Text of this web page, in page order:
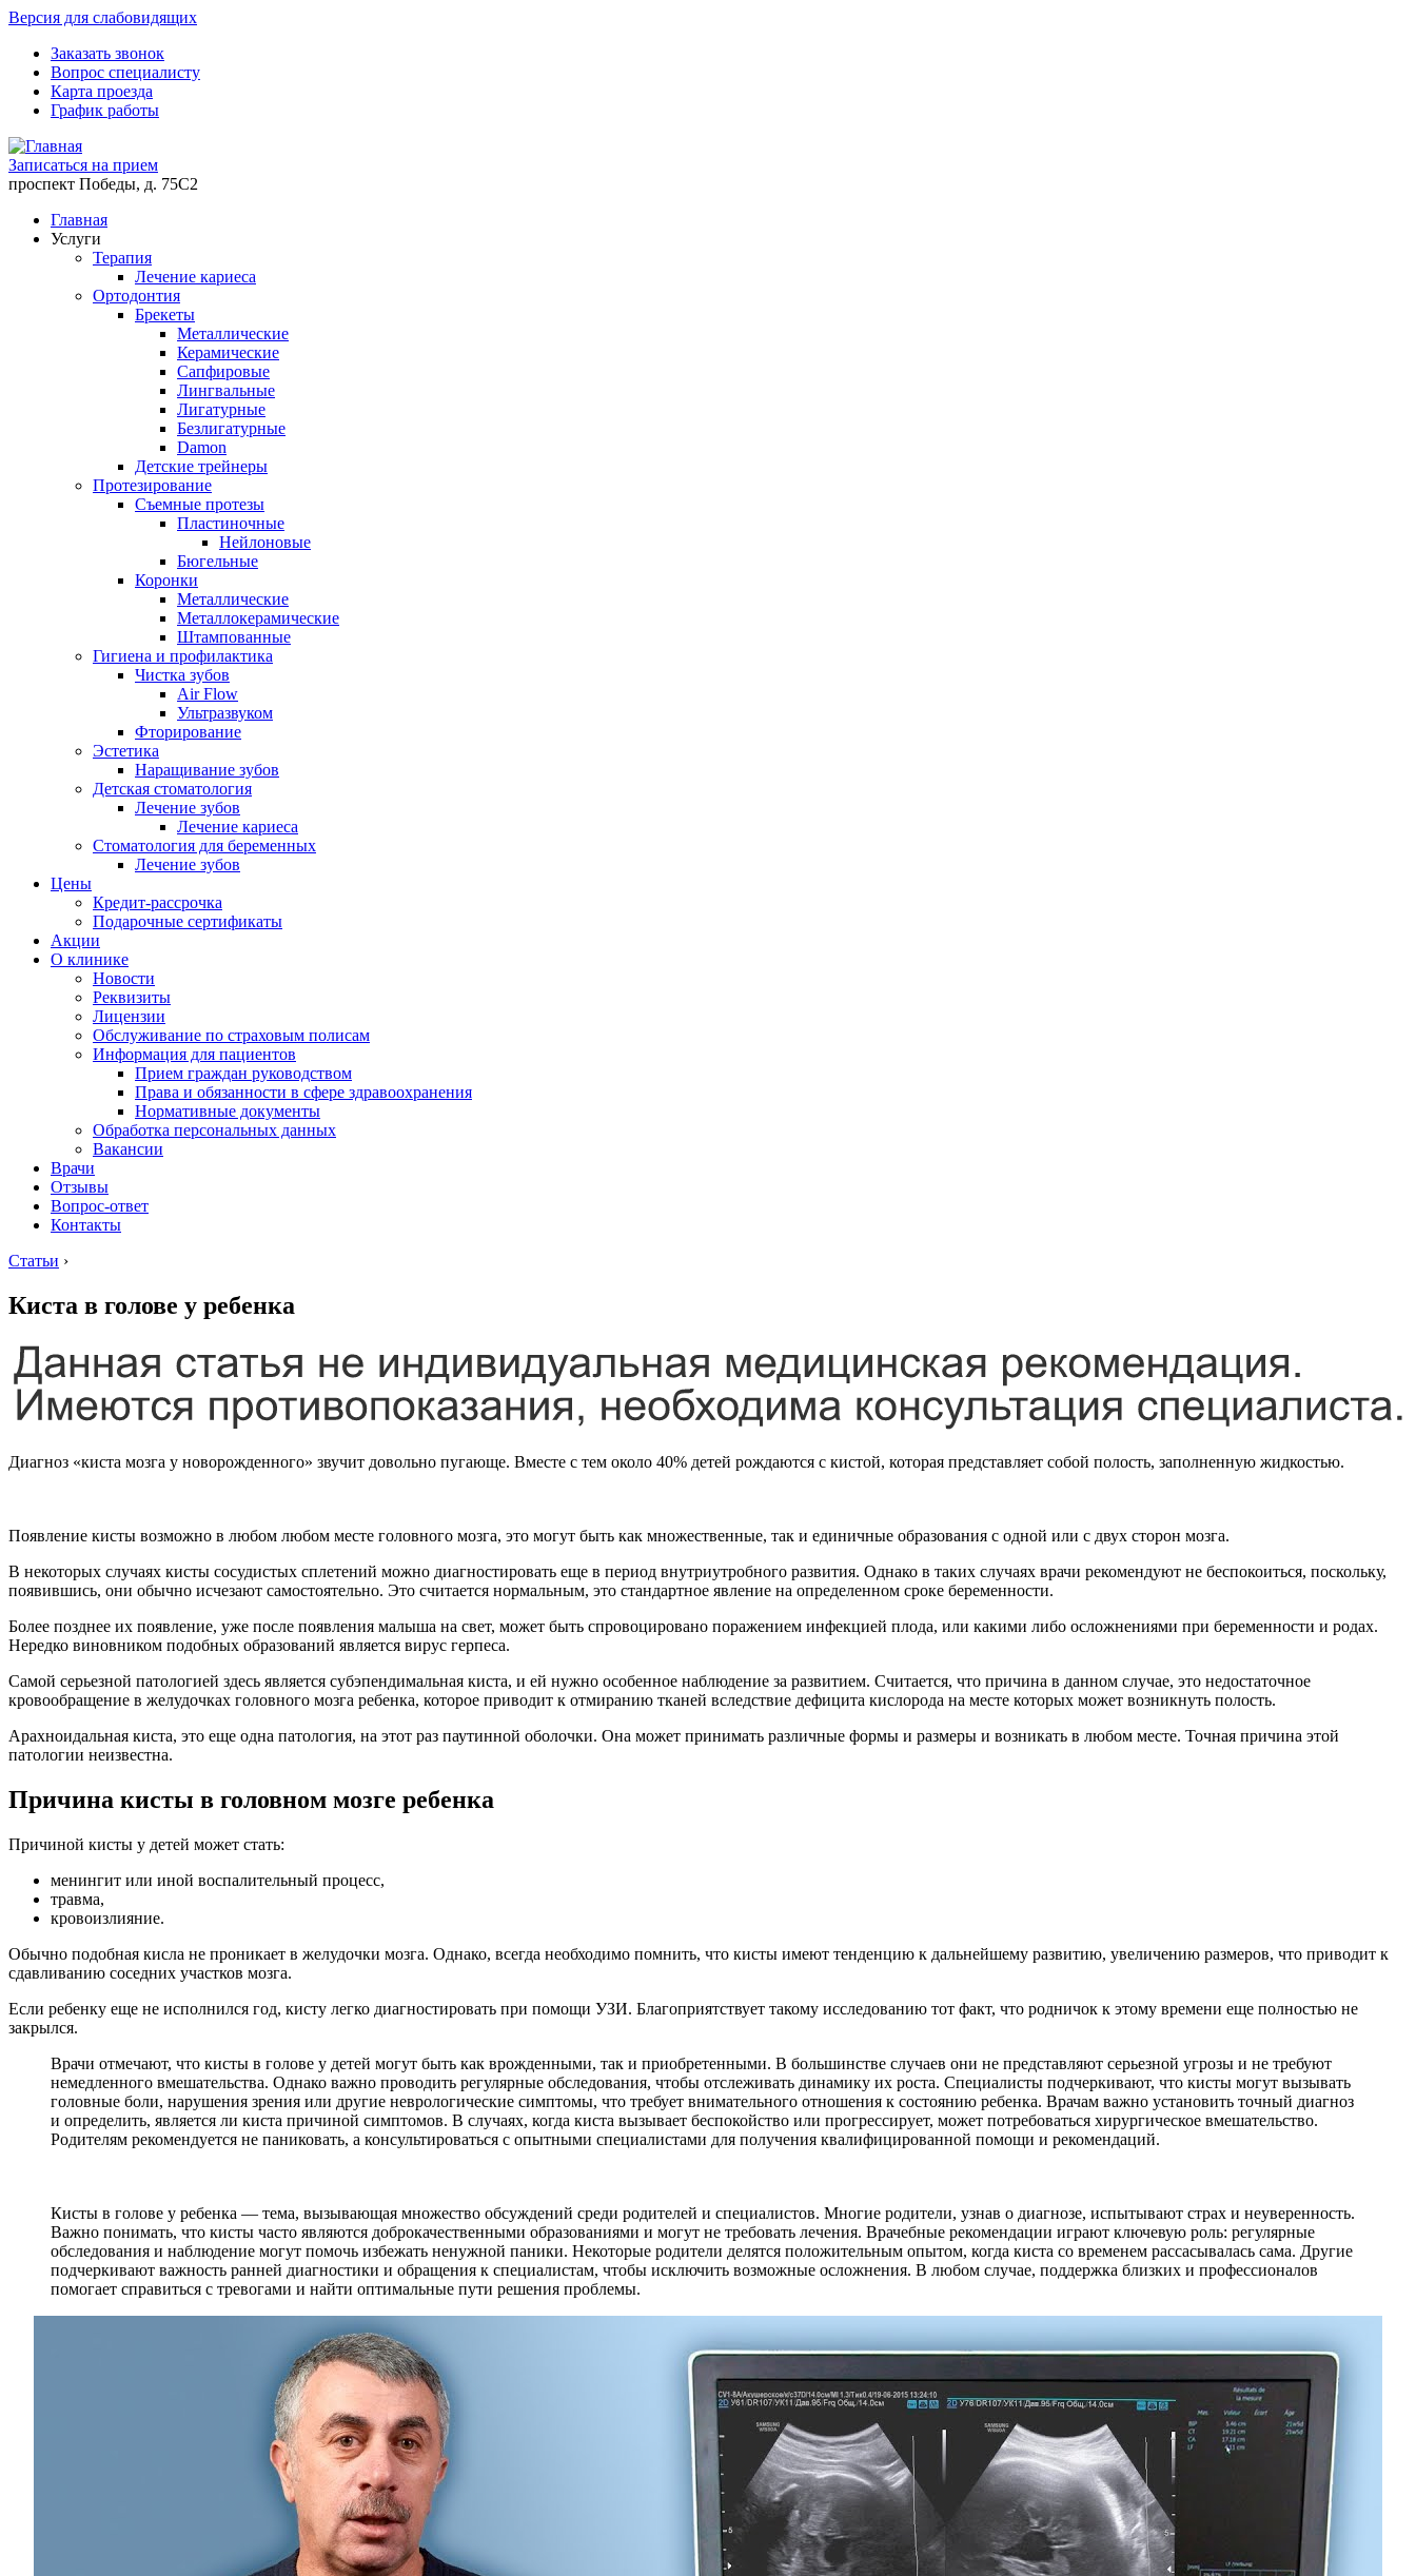
Версия для слабовидящих
Заказать звонок
Вопрос специалисту
Карта проезда
График работы
Записаться на прием
проспект Победы, д. 75C2
Главная
Услуги
Терапия
Лечение кариеса
Ортодонтия
Брекеты
Металлические
Керамические
Cапфировые
Лингвальные
Лигатурные
Безлигатурные
Damon
Детские трейнеры
Протезирование
Съемные протезы
Пластиночные
Нейлоновые
Бюгельные
Коронки
Металлические
Металлокерамические
Штампованные
Гигиена и профилактика
Чистка зубов
Air Flow
Ультразвуком
Фторирование
Эстетика
Наращивание зубов
Детская стоматология
Лечение зубов
Лечение кариеса
Стоматология для беременных
Лечение зубов
Цены
Кредит-рассрочка
Подарочные сертификаты
Акции
О клинике
Новости
Реквизиты
Лицензии
Обслуживание по страховым полисам
Информация для пациентов
Прием граждан руководством
Права и обязанности в сфере здравоохранения
Нормативные документы
Обработка персональных данных
Вакансии
Врачи
Отзывы
Вопрос-ответ
Контакты
Статьи ›
Киста в голове у ребенка
Диагноз «киста мозга у новорожденного» звучит довольно пугающе. Вместе с тем около 40% детей рождаются с кистой, которая представляет собой полость, заполненную жидкостью.
Появление кисты возможно в любом любом месте головного мозга, это могут быть как множественные, так и единичные образования с одной или с двух сторон мозга.
В некоторых случаях кисты сосудистых сплетений можно диагностировать еще в период внутриутробного развития. Однако в таких случаях врачи рекомендуют не беспокоиться, поскольку,
появившись, они обычно исчезают самостоятельно. Это считается нормальным, это стандартное явление на определенном сроке беременности.
Более позднее их появление, уже после появления малыша на свет, может быть спровоцировано поражением инфекцией плода, или какими либо осложнениями при беременности и родах.
Нередко виновником подобных образований является вирус герпеса.
Самой серьезной патологией здесь является субэпендимальная киста, и ей нужно особенное наблюдение за развитием. Считается, что причина в данном случае, это недостаточное
кровообращение в желудочках головного мозга ребенка, которое приводит к отмиранию тканей вследствие дефицита кислорода на месте которых может возникнуть полость.
Арахноидальная киста, это еще одна патология, на этот раз паутинной оболочки. Она может принимать различные формы и размеры и возникать в любом месте. Точная причина этой
патологии неизвестна.
Причина кисты в головном мозге ребенка
Причиной кисты у детей может стать:
менингит или иной воспалительный процесс,
травма,
кровоизлияние.
Обычно подобная кисла не проникает в желудочки мозга. Однако, всегда необходимо помнить, что кисты имеют тенденцию к дальнейшему развитию, увеличению размеров, что приводит к
сдавливанию соседних участков мозга.
Если ребенку еще не исполнился год, кисту легко диагностировать при помощи УЗИ. Благоприятствует такому исследованию тот факт, что родничок к этому времени еще полностью не
закрылся.
Врачи отмечают, что кисты в голове у детей могут быть как врожденными, так и приобретенными. В большинстве случаев они не представляют серьезной угрозы и не требуют
немедленного вмешательства. Однако важно проводить регулярные обследования, чтобы отслеживать динамику их роста. Специалисты подчеркивают, что кисты могут вызывать
головные боли, нарушения зрения или другие неврологические симптомы, что требует внимательного отношения к состоянию ребенка. Врачам важно установить точный диагноз
и определить, является ли киста причиной симптомов. В случаях, когда киста вызывает беспокойство или прогрессирует, может потребоваться хирургическое вмешательство.
Родителям рекомендуется не паниковать, а консультироваться с опытными специалистами для получения квалифицированной помощи и рекомендаций.
Кисты в голове у ребенка — тема, вызывающая множество обсуждений среди родителей и специалистов. Многие родители, узнав о диагнозе, испытывают страх и неуверенность.
Важно понимать, что кисты часто являются доброкачественными образованиями и могут не требовать лечения. Врачебные рекомендации играют ключевую роль: регулярные
обследования и наблюдение могут помочь избежать ненужной паники. Некоторые родители делятся положительным опытом, когда киста со временем рассасывалась сама. Другие
подчеркивают важность ранней диагностики и обращения к специалистам, чтобы исключить возможные осложнения. В любом случае, поддержка близких и профессионалов
помогает справиться с тревогами и найти оптимальные пути решения проблемы.